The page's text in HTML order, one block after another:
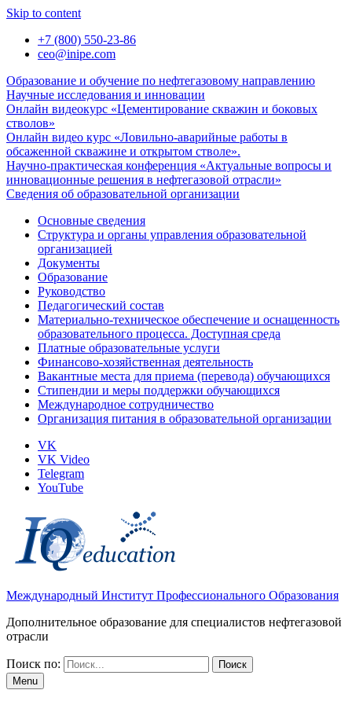
Skip to content
+7 (800) 550-23-86
ceo@inipe.com
Образование и обучение по нефтегазовому направлению
Научные исследования и инновации
Онлайн видеокурс «Цементирование скважин и боковых
стволов»
Онлайн видео курс «Ловильно-аварийные работы в
обсаженной скважине и открытом стволе».
Научно-практическая конференция «Актуальные вопросы и
инновационные решения в нефтегазовой отрасли»
Сведения об образовательной организации
Основные сведения
Структура и органы управления образовательной
организацией
Документы
Образование
Руководство
Педагогический состав
Материально-техническое обеспечение и оснащенность
образовательного процесса. Доступная среда
Платные образовательные услуги
Финансово-хозяйственная деятельность
Вакантные места для приема (перевода) обучающихся
Стипендии и меры поддержки обучающихся
Международное сотрудничество
Организация питания в образовательной организации
VK
VK Video
Telegram
YouTube
Международный Институт Профессионального Образования
Дополнительное образование для специалистов нефтегазовой
отрасли
Поиск по:
Menu